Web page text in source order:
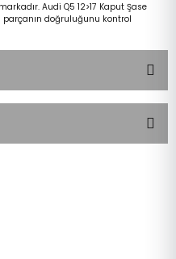
Audi Q5 12>17 Kaput Şase
doğruluğunu kontrol